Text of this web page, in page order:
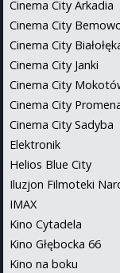
Cinema City Arkadia
Cinema City
Cinema City
Cinema City Janki
Cinema City
Cinema City
Cinema City Sadyba
Elektronik
Helios Blue City
Iluzjon Filmoteki
IMAX
Kino Cytadela
Kino Głębocka 66
Kino na boku